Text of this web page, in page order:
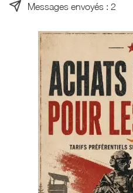
Messages envoyés : 2